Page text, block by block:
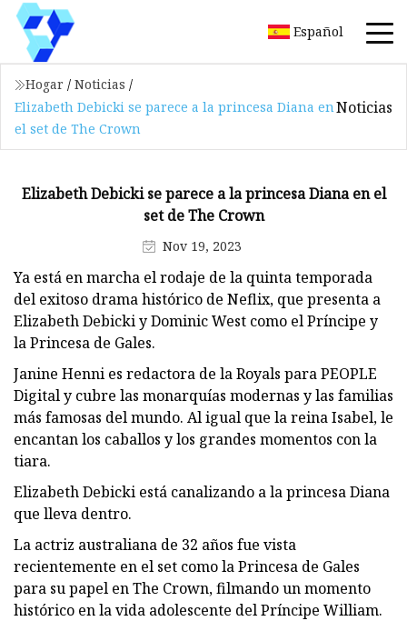
Español
Hogar / Noticias /
Elizabeth Debicki se parece a la princesa Diana en
el set de The Crown
Noticias
Elizabeth Debicki se parece a la princesa Diana en el
set de The Crown
Nov 19, 2023
Ya está en marcha el rodaje de la quinta temporada
del exitoso drama histórico de Neflix, que presenta a
Elizabeth Debicki y Dominic West como el Príncipe y
la Princesa de Gales.
Janine Henni es redactora de la Royals para PEOPLE
Digital y cubre las monarquías modernas y las familias
más famosas del mundo. Al igual que la reina Isabel, le
encantan los caballos y los grandes momentos con la
tiara.
Elizabeth Debicki está canalizando a la princesa Diana
que lleva dentro.
La actriz australiana de 32 años fue vista
recientemente en el set como la Princesa de Gales
para su papel en The Crown, filmando un momento
histórico en la vida adolescente del Príncipe William.